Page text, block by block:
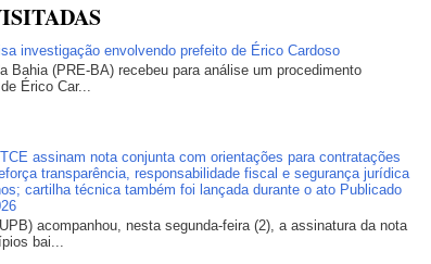
investigação envolvendo prefeito de Érico Cardoso
Bahia (PRE-BA) recebeu para análise um procedimento
Érico Car...
assinam nota conjunta com orientações para contratações
transparência, responsabilidade fiscal e segurança jurídica
cartilha técnica também foi lançada durante o ato Publicado
acompanhou, nesta segunda-feira (2), a assinatura da nota
bai...